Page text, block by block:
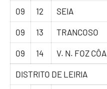
09 12 SEIA
09 13 TRANCOSO
09 14 V. N. FOZ CÔA
DISTRITO DE LEIRIA